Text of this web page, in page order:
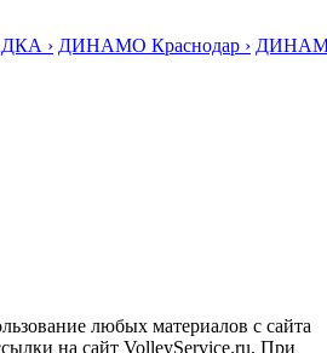
› ДИНАМО Краснодар ›
любых материалов с сайта
на сайт VolleyService.ru. При